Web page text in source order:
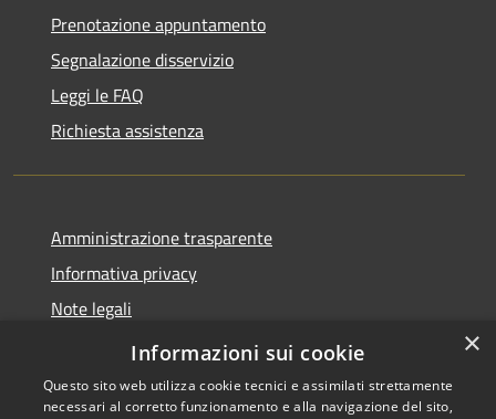
Prenotazione appuntamento
Segnalazione disservizio
Leggi le FAQ
Richiesta assistenza
Amministrazione trasparente
Informativa privacy
Note legali
Dichiarazione di accessibilità
×
Informazioni sui cookie
Questo sito web utilizza cookie tecnici e assimilati strettamente
necessari al corretto funzionamento e alla navigazione del sito,